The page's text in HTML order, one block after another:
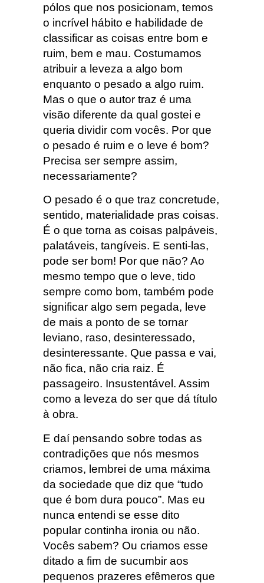
pólos que nos posicionam, temos
o incrível hábito e habilidade de
classificar as coisas entre bom e
ruim, bem e mau. Costumamos
atribuir a leveza a algo bom
enquanto o pesado a algo ruim.
Mas o que o autor traz é uma
visão diferente da qual gostei e
queria dividir com vocês. Por que
o pesado é ruim e o leve é bom?
Precisa ser sempre assim,
necessariamente?
O pesado é o que traz concretude,
sentido, materialidade pras coisas.
É o que torna as coisas palpáveis,
palatáveis, tangíveis. E senti-las,
pode ser bom! Por que não? Ao
mesmo tempo que o leve, tido
sempre como bom, também pode
significar algo sem pegada, leve
de mais a ponto de se tornar
leviano, raso, desinteressado,
desinteressante. Que passa e vai,
não fica, não cria raiz. É
passageiro. Insustentável. Assim
como a leveza do ser que dá título
à obra.
E daí pensando sobre todas as
contradições que nós mesmos
criamos, lembrei de uma máxima
da sociedade que diz que “tudo
que é bom dura pouco”. Mas eu
nunca entendi se esse dito
popular continha ironia ou não.
Vocês sabem? Ou criamos esse
ditado a fim de sucumbir aos
pequenos prazeres efêmeros que